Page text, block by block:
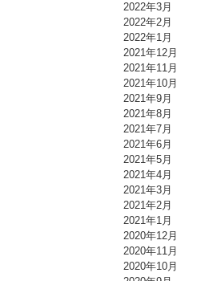
2022年3月
2022年2月
2022年1月
2021年12月
2021年11月
2021年10月
2021年9月
2021年8月
2021年7月
2021年6月
2021年5月
2021年4月
2021年3月
2021年2月
2021年1月
2020年12月
2020年11月
2020年10月